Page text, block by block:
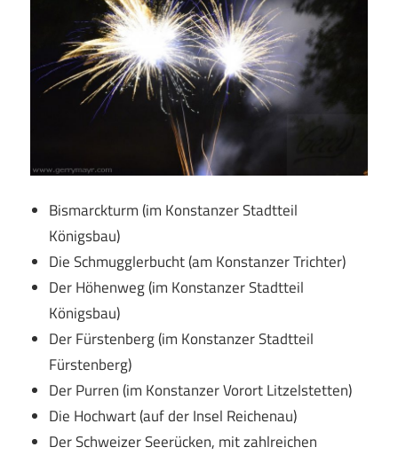
Bismarckturm (im Konstanzer Stadtteil
Königsbau)
Die Schmugglerbucht (am Konstanzer Trichter)
Der Höhenweg (im Konstanzer Stadtteil
Königsbau)
Der Fürstenberg (im Konstanzer Stadtteil
Fürstenberg)
Der Purren (im Konstanzer Vorort Litzelstetten)
Die Hochwart (auf der Insel Reichenau)
Der Schweizer Seerücken, mit zahlreichen